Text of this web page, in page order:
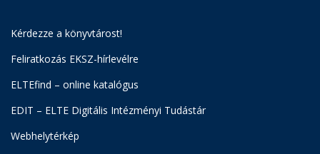
Kérdezze a könyvtárost!
Feliratkozás EKSZ-hírlevélre
ELTEfind – online katalógus
EDIT – ELTE Digitális Intézményi Tudástár
Webhelytérkép